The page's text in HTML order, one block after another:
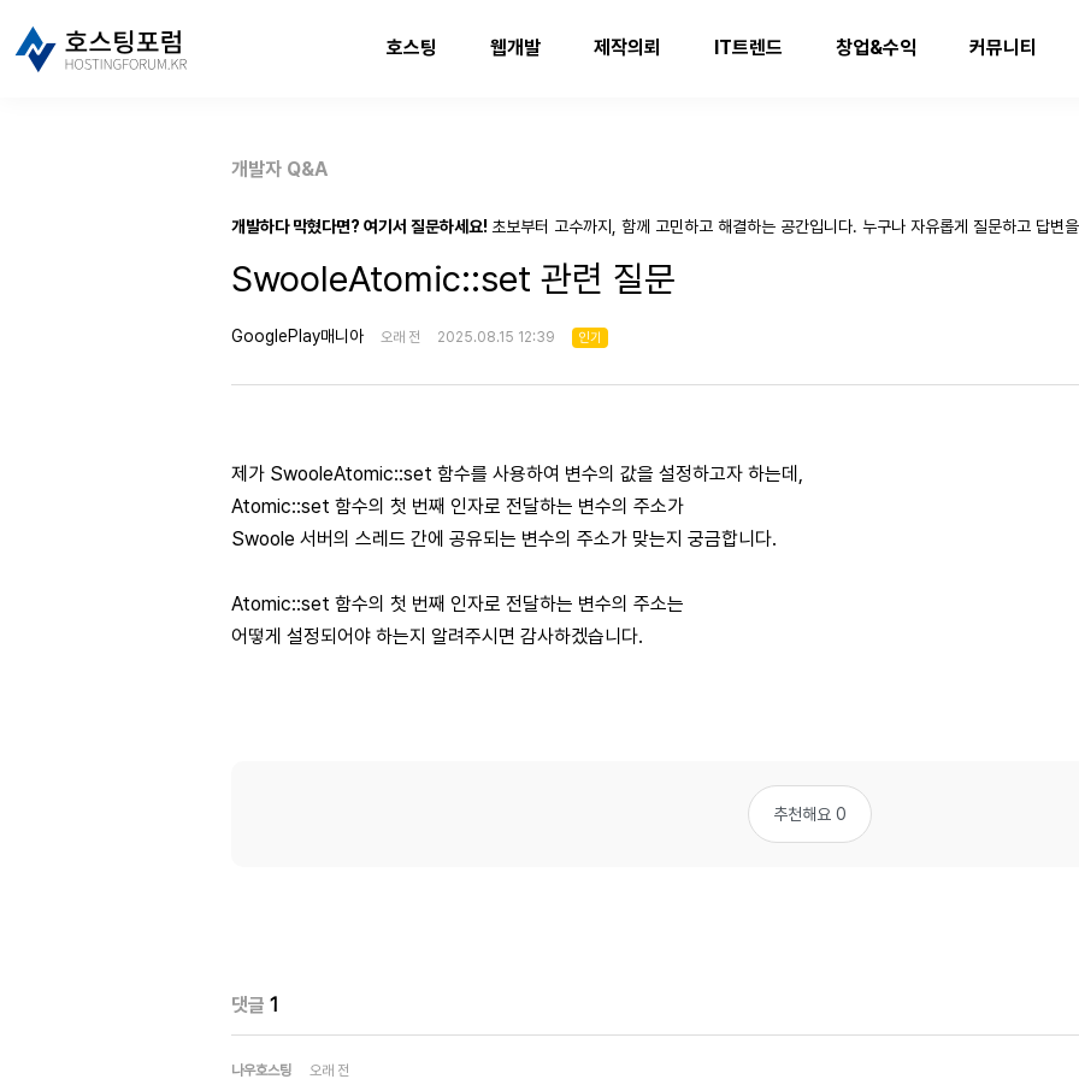
호스팅 웹개발 제작의뢰 IT트렌드 창업&수익 커뮤니티
개발자 Q&A
개발하다 막혔다면? 여기서 질문하세요! 초보부터 고수까지, 함께 고민하고 해결하는 공간입니다. 누구나 자유롭게 질문하고 답변
SwooleAtomic::set 관련 질문
GooglePlay매니아 오래 전 2025.08.15 12:39 인기
제가 SwooleAtomic::set 함수를 사용하여 변수의 값을 설정하고자 하는데,
Atomic::set 함수의 첫 번째 인자로 전달하는 변수의 주소가
Swoole 서버의 스레드 간에 공유되는 변수의 주소가 맞는지 궁금합니다.
Atomic::set 함수의 첫 번째 인자로 전달하는 변수의 주소는
어떻게 설정되어야 하는지 알려주시면 감사하겠습니다.
추천해요 0
댓글 1
나우호스팅 오래 전